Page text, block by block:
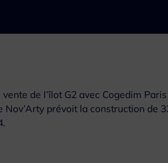
de l’îlot G2 avec Cogedim Paris
Nov’Arty prévoit la construction de